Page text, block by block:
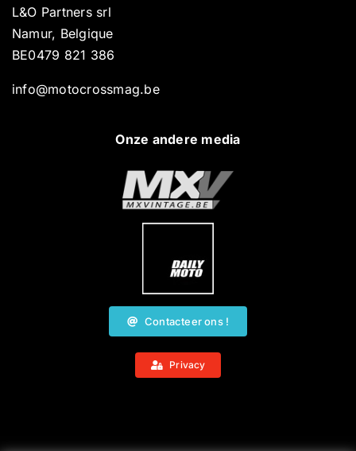
L&O Partners srl
Namur, Belgique
BE0479 821 386
info@motocrossmag.be
Onze andere media
Contacteer ons !
Privacy